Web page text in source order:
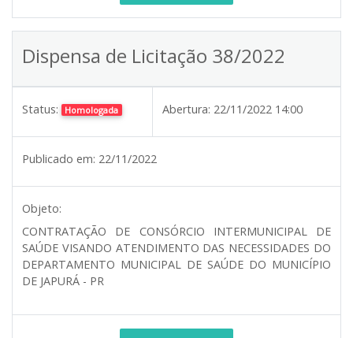
Dispensa de Licitação 38/2022
Status: Homologada Abertura: 22/11/2022 14:00
Publicado em: 22/11/2022
Objeto:
CONTRATAÇÃO DE CONSÓRCIO INTERMUNICIPAL DE
SAÚDE VISANDO ATENDIMENTO DAS NECESSIDADES DO
DEPARTAMENTO MUNICIPAL DE SAÚDE DO MUNICÍPIO
DE JAPURÁ - PR